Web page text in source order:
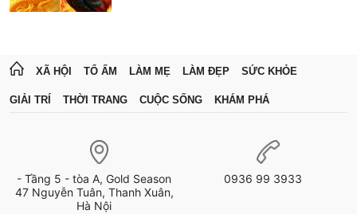
XÃ HỘI TỔ ẤM LÀM MẸ LÀM ĐẸP SỨC KHỎE
GIẢI TRÍ THỜI TRANG CUỘC SỐNG KHÁM PHÁ
- Tầng 5 - tòa A, Gold Season
47 Nguyễn Tuân, Thanh Xuân,
Hà Nội
0936 99 3933